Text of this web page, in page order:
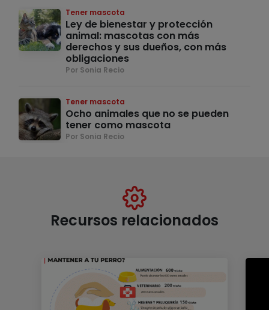
Tener mascota
Ley de bienestar y protección
animal: mascotas con más
derechos y sus dueños, con más
obligaciones
Por Sonia Recio
Tener mascota
Ocho animales que no se pueden
tener como mascota
Por Sonia Recio
Recursos relacionados